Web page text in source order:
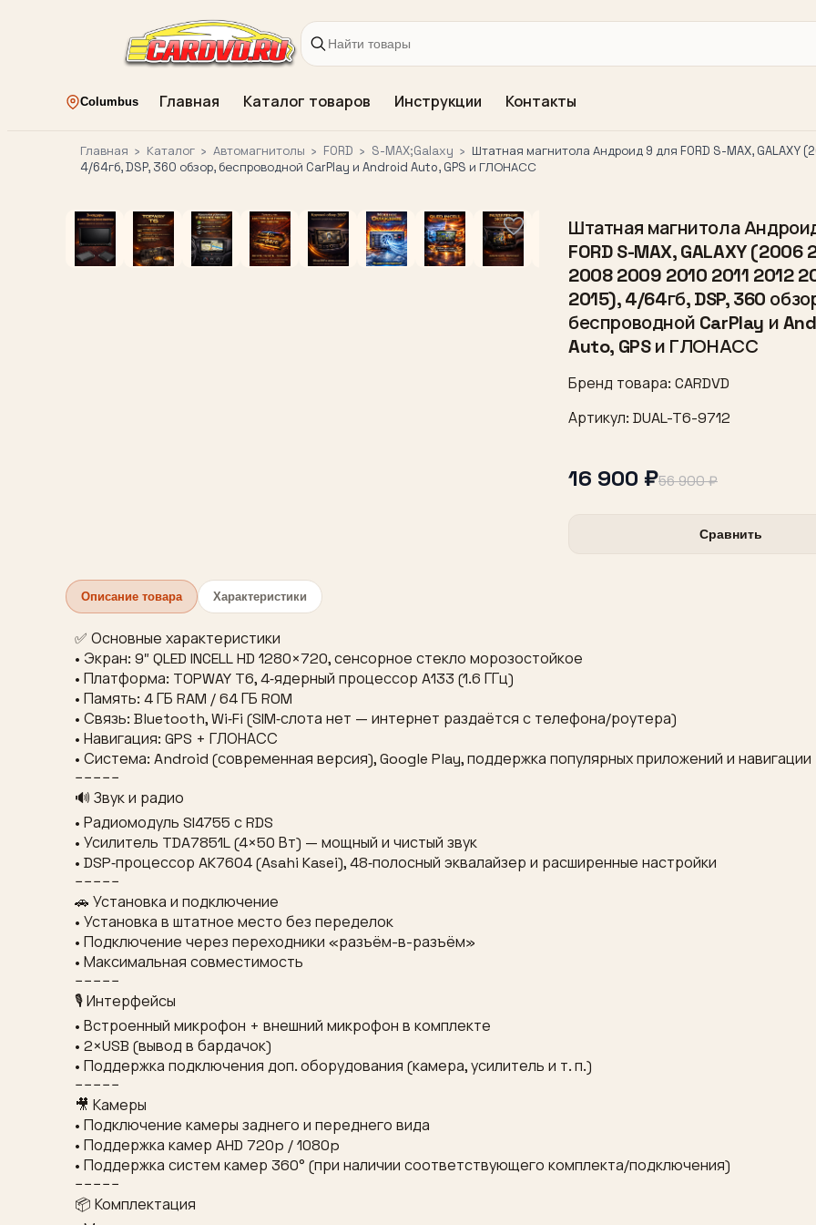
Columbus Главная Каталог товаров Инструкции Контакты
Главная › Каталог › Автомагнитолы › FORD › S-MAX;Galaxy › Штатная магнитола Андроид 9 для FORD S-MAX,
4/64гб, DSP, 360 обзор, беспроводной CarPlay и Android Auto, GPS и ГЛОНАСС
Штатная магнитола
FORD S-MAX, GALAXY (2006
2008 2009 2010 2011 2012
2015), 4/64гб, DSP, 360
беспроводной CarPlay и
Auto, GPS и ГЛОНАСС
Бренд товара: CARDVD
Артикул: DUAL-T6-9712
16 900 ₽56 900 ₽
Сравнить
Описание товара Характеристики
✅ Основные характеристики
• Экран: 9″ QLED INCELL HD 1280×720, сенсорное стекло морозостойкое
• Платформа: TOPWAY T6, 4‑ядерный процессор A133 (1.6 ГГц)
• Память: 4 ГБ RAM / 64 ГБ ROM
• Связь: Bluetooth, Wi‑Fi (SIM‑слота нет — интернет раздаётся с телефона/роутера)
• Навигация: GPS + ГЛОНАСС
• Система: Android (современная версия), Google Play, поддержка популярных приложений и навигации
−−−−−
🔊 Звук и радио
• Радиомодуль SI4755 с RDS
• Усилитель TDA7851L (4×50 Вт) — мощный и чистый звук
• DSP‑процессор AK7604 (Asahi Kasei), 48‑полосный эквалайзер и расширенные настройки
−−−−−
🚗 Установка и подключение
• Установка в штатное место без переделок
• Подключение через переходники «разъём-в-разъём»
• Максимальная совместимость
−−−−−
🎙 Интерфейсы
• Встроенный микрофон + внешний микрофон в комплекте
• 2×USB (вывод в бардачок)
• Поддержка подключения доп. оборудования (камера, усилитель и т. п.)
−−−−−
🎥 Камеры
• Подключение камеры заднего и переднего вида
• Поддержка камер AHD 720p / 1080p
• Поддержка систем камер 360° (при наличии соответствующего комплекта/подключения)
−−−−−
📦 Комплектация